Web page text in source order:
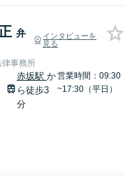
弁
インタビューを
見る
律事務所
赤坂駅 か
ら徒歩3
分
営業時間：09:30
~17:30（平日）